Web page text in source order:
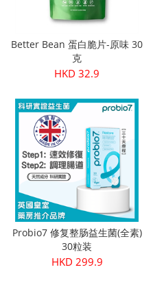
Better Bean 蛋白脆片-原味 30
克
HKD 32.9
Probio7 修复整肠益生菌(全素)
30粒装
HKD 299.9